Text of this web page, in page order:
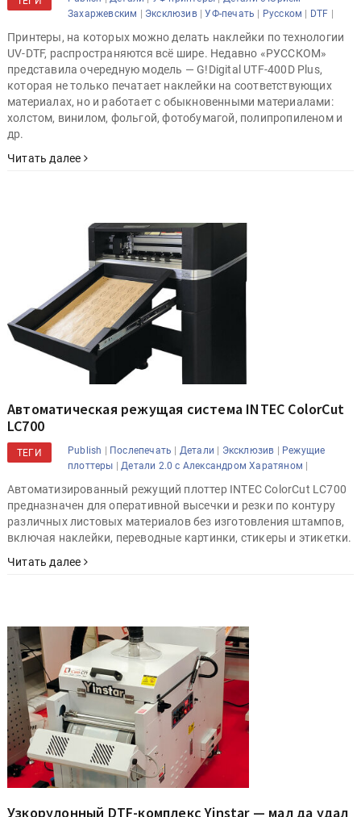
Захаржевским | Эксклюзив|УФ-печать | Русском | DTF |
Принтеры, на которых можно делать наклейки по технологии
UV-DTF, распространяются всё шире. Недавно «РУССКОМ»
представила очередную модель — G!Digital UTF-400D Plus,
которая не только печатает наклейки на соответствующих
материалах, но и работает с обыкновенными материалами:
холстом, винилом, фольгой, фотобумагой, полипропиленом и
др.
Читать далее
Автоматическая режущая система INTEC ColorCut
LC700
ТЕГИ Publish | Послепечать | Детали | Эксклюзив | Режущие
плоттеры |Детали 2.0 с Александром Харатяном |
Автоматизированный режущий плоттер INTEC ColorCut LC700
предназначен для оперативной высечки и резки по контуру
различных листовых материалов без изготовления штампов,
включая наклейки, переводные картинки, стикеры и этикетки.
Читать далее
Узкорулонный DTF-комплекс Yinstar — мал да удал